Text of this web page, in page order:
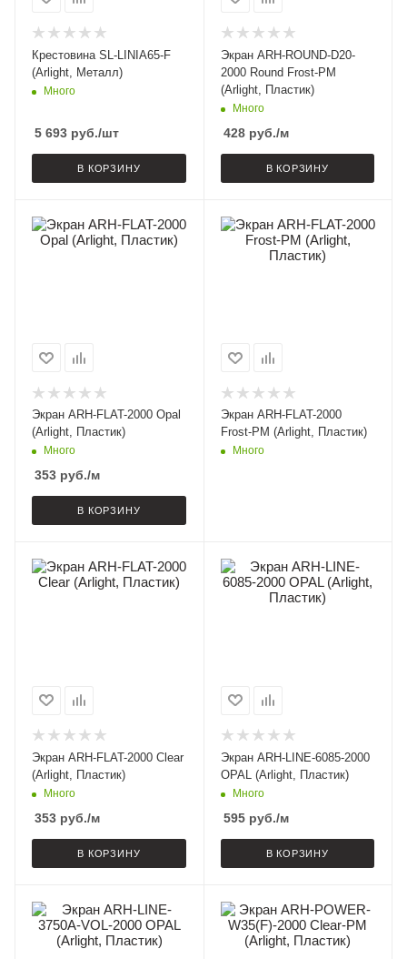
Крестовина SL-LINIA65-F
(Arlight, Металл)
Много
5 693 руб./шт
В КОРЗИНУ
Экран ARH-ROUND-D20-
2000 Round Frost-PM
(Arlight, Пластик)
Много
428руб./м
В КОРЗИНУ
Экран ARH-FLAT-2000 Opal
(Arlight, Пластик)
Много
353 руб./м
В КОРЗИНУ
Экран ARH-FLAT-2000
Frost-PM (Arlight, Пластик)
Много
Экран ARH-FLAT-2000 Clear
(Arlight, Пластик)
Много
353 руб./м
В КОРЗИНУ
Экран ARH-LINE-6085-2000
OPAL (Arlight, Пластик)
Много
595руб./м
В КОРЗИНУ